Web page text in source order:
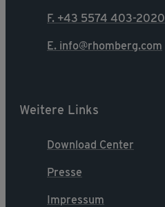
F. +43 5574 403-2020
E. info@rhomberg.com
Weitere Links
Download Center
Presse
Impressum